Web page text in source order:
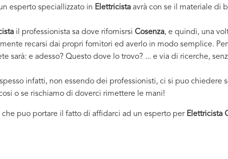
esperto speciallizzato in Elettricista avrà con se il materiale di
il professionista sa dove rifornisrsi Cosenza, e quindi, una
recarsi dai propri fornitori ed averlo in modo semplice.
sarà: e adesso? Questo dove lo trovo? ... e via di ricerche,
infatti, non essendo dei professionisti, ci si puo chiedere
o se rischiamo di doverci rimettere le mani!
puo portare il fatto di affidarci ad un esperto per Elettricista